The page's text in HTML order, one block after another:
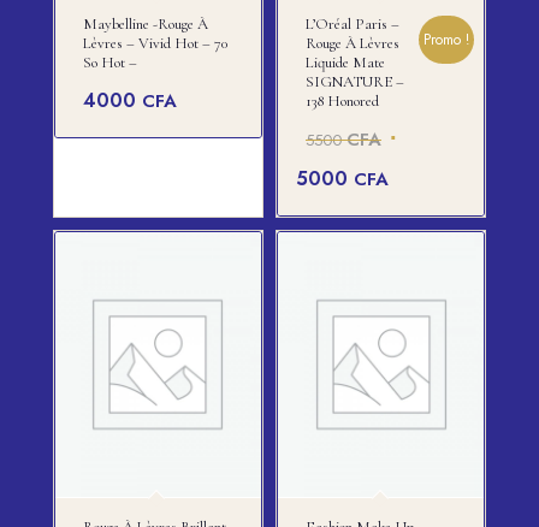
Maybelline -rouge À
Lèvres – Vivid Hot – 70
So Hot –
4000 CFA
L’Oréal Paris –
Rouge À Lèvres
Liquide Mate
SIGNATURE –
138 Honored
5500CFA Le
initial
était :
5000 CFA
actuel
Promo !